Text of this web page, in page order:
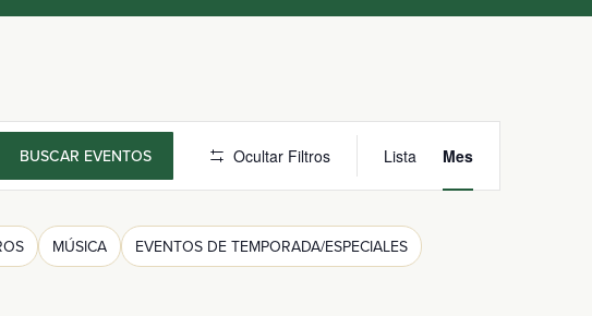
BUSCAR EVENTOS Ocultar Filtros
de
Lista Mes
MÚSICA
EVENTOS DE TEMPORADA/ESPECIALES